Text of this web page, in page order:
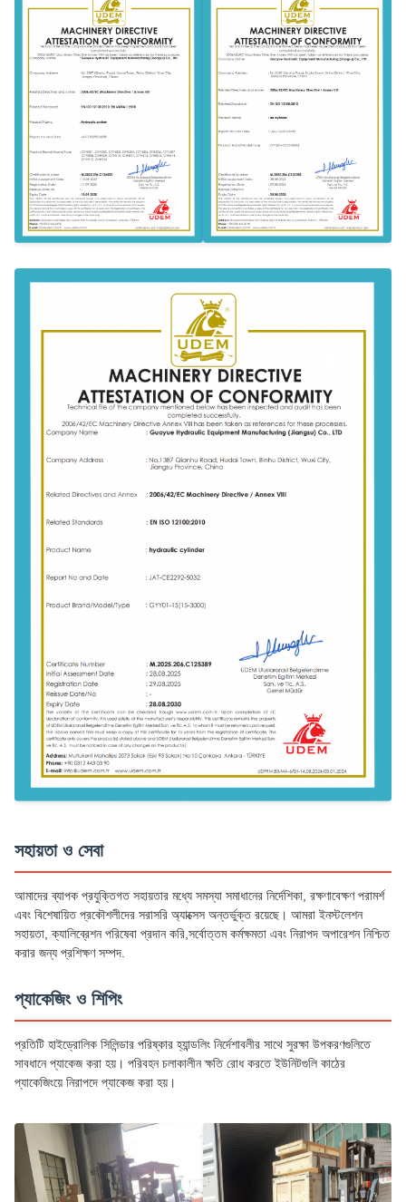
সহায়তা ও সেবা
আমাদের ব্যাপক প্রযুক্তিগত সহায়তার মধ্যে সমস্যা সমাধানের নির্দেশিকা, রক্ষণাবেক্ষণ পরামর্শ
এবং বিশেষায়িত প্রকৌশলীদের সরাসরি অ্যাক্সেস অন্তর্ভুক্ত রয়েছে। আমরা ইনস্টলেশন
সহায়তা, ক্যালিব্রেশন পরিষেবা প্রদান করি,সর্বোত্তম কর্মক্ষমতা এবং নিরাপদ অপারেশন নিশ্চিত
করার জন্য প্রশিক্ষণ সম্পদ.
প্যাকেজিং ও শিপিং
প্রতিটি হাইড্রোলিক সিলিন্ডার পরিষ্কার হ্যান্ডলিং নির্দেশাবলীর সাথে সুরক্ষা উপকরণগুলিতে
সাবধানে প্যাকেজ করা হয়। পরিবহন চলাকালীন ক্ষতি রোধ করতে ইউনিটগুলি কাঠের
প্যাকেজিংয়ে নিরাপদে প্যাকেজ করা হয়।